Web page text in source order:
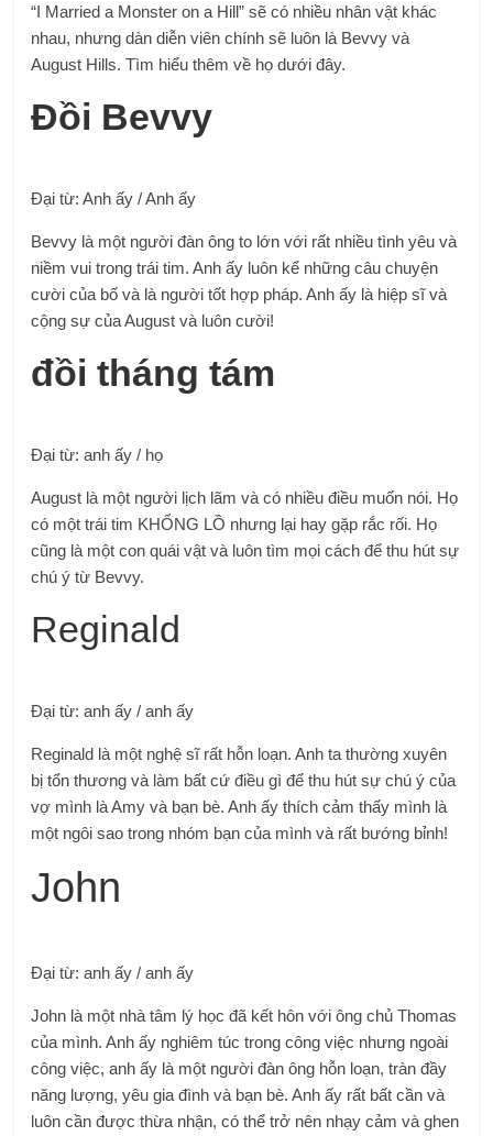
“I Married a Monster on a Hill” sẽ có nhiều nhân vật khác
nhau, nhưng dàn diễn viên chính sẽ luôn là Bevvy và
August Hills. Tìm hiểu thêm về họ dưới đây.
Đồi Bevvy
Đại từ: Anh ấy / Anh ấy
Bevvy là một người đàn ông to lớn với rất nhiều tình yêu và
niềm vui trong trái tim. Anh ấy luôn kể những câu chuyện
cười của bố và là người tốt hợp pháp. Anh ấy là hiệp sĩ và
cộng sự của August và luôn cười!
đồi tháng tám
Đại từ: anh ấy / họ
August là một người lịch lãm và có nhiều điều muốn nói. Họ
có một trái tim KHỔNG LỒ nhưng lại hay gặp rắc rối. Họ
cũng là một con quái vật và luôn tìm mọi cách để thu hút sự
chú ý từ Bevvy.
Reginald
Đại từ: anh ấy / anh ấy
Reginald là một nghệ sĩ rất hỗn loạn. Anh ta thường xuyên
bị tổn thương và làm bất cứ điều gì để thu hút sự chú ý của
vợ mình là Amy và bạn bè. Anh ấy thích cảm thấy mình là
một ngôi sao trong nhóm bạn của mình và rất bướng bỉnh!
John
Đại từ: anh ấy / anh ấy
John là một nhà tâm lý học đã kết hôn với ông chủ Thomas
của mình. Anh ấy nghiêm túc trong công việc nhưng ngoài
công việc, anh ấy là một người đàn ông hỗn loạn, tràn đầy
năng lượng, yêu gia đình và bạn bè. Anh ấy rất bất cần và
luôn cần được thừa nhận, có thể trở nên nhạy cảm và ghen